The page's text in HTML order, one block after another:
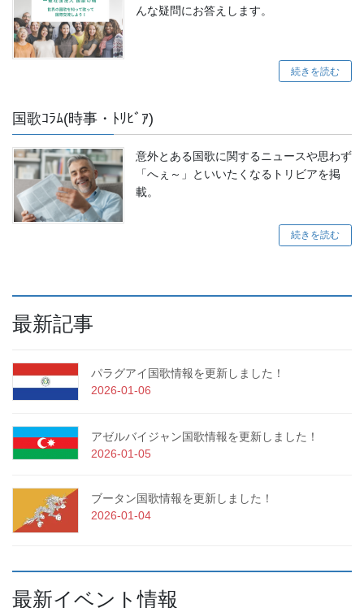
んな疑問にお答えします。
続きを読む
国歌ｺﾗﾑ(時事・ﾄﾘﾋﾞｱ)
意外とある国歌に関するニュースや思わず
「へぇ～」といいたくなるトリビアを掲
載。
続きを読む
最新記事
パラグアイ国歌情報を更新しました！
2026-01-06
アゼルバイジャン国歌情報を更新しました！
2026-01-05
ブータン国歌情報を更新しました！
2026-01-04
最新イベント情報